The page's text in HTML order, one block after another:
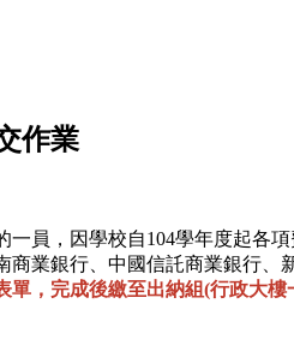
作業
員，因學校自104學年度起各項
業銀行、中國信託商業銀行
，完成後繳至出納組(行政大樓